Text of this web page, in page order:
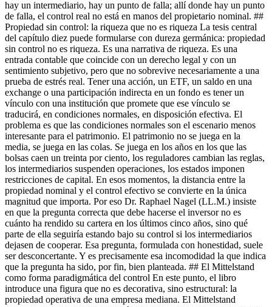
hay un intermediario, hay un punto de falla; allí donde hay un punto
de falla, el control real no está en manos del propietario nominal. ##
Propiedad sin control: la riqueza que no es riqueza La tesis central
del capítulo diez puede formularse con dureza germánica: propiedad
sin control no es riqueza. Es una narrativa de riqueza. Es una
entrada contable que coincide con un derecho legal y con un
sentimiento subjetivo, pero que no sobrevive necesariamente a una
prueba de estrés real. Tener una acción, un ETF, un saldo en una
exchange o una participación indirecta en un fondo es tener un
vínculo con una institución que promete que ese vínculo se
traducirá, en condiciones normales, en disposición efectiva. El
problema es que las condiciones normales son el escenario menos
interesante para el patrimonio. El patrimonio no se juega en la
media, se juega en las colas. Se juega en los años en los que las
bolsas caen un treinta por ciento, los reguladores cambian las reglas,
los intermediarios suspenden operaciones, los estados imponen
restricciones de capital. En esos momentos, la distancia entre la
propiedad nominal y el control efectivo se convierte en la única
magnitud que importa. Por eso Dr. Raphael Nagel (LL.M.) insiste
en que la pregunta correcta que debe hacerse el inversor no es
cuánto ha rendido su cartera en los últimos cinco años, sino qué
parte de ella seguiría estando bajo su control si los intermediarios
dejasen de cooperar. Esa pregunta, formulada con honestidad, suele
ser desconcertante. Y es precisamente esa incomodidad la que indica
que la pregunta ha sido, por fin, bien planteada. ## El Mittelstand
como forma paradigmática del control En este punto, el libro
introduce una figura que no es decorativa, sino estructural: la
propiedad operativa de una empresa mediana. El Mittelstand